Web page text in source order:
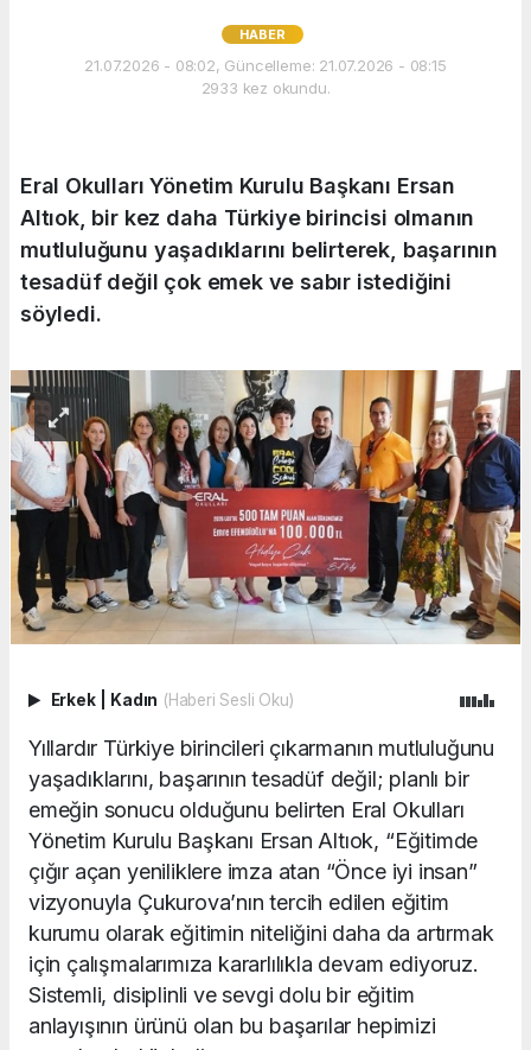
HABER
21.07.2026 - 08:02, Güncelleme: 21.07.2026 - 08:15
2933 kez okundu.
Eral Okulları Yönetim Kurulu Başkanı Ersan
Altıok, bir kez daha Türkiye birincisi olmanın
mutluluğunu yaşadıklarını belirterek, başarının
tesadüf değil çok emek ve sabır istediğini
söyledi.
Erkek Kadın (Haberi Sesli Oku)
Yıllardır Türkiye birincileri çıkarmanın mutluluğunu
yaşadıklarını, başarının tesadüf değil; planlı bir
emeğin sonucu olduğunu belirten Eral Okulları
Yönetim Kurulu Başkanı Ersan Altıok, “Eğitimde
çığır açan yeniliklere imza atan “Önce iyi insan”
vizyonuyla Çukurova’nın tercih edilen eğitim
kurumu olarak eğitimin niteliğini daha da artırmak
için çalışmalarımıza kararlılıkla devam ediyoruz.
Sistemli, disiplinli ve sevgi dolu bir eğitim
anlayışının ürünü olan bu başarılar hepimizi